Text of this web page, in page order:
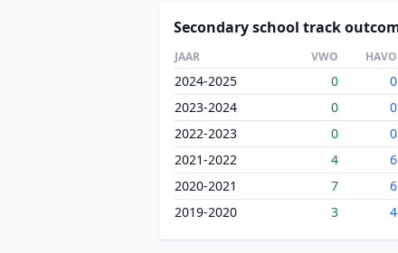
Secondary school track
JAAR VWO HAVO
2024-2025 0 0
2023-2024
0 0
2022-2023
0 0
2021-2022
4 6
2020-2021
7 6
2019-2020
3 4